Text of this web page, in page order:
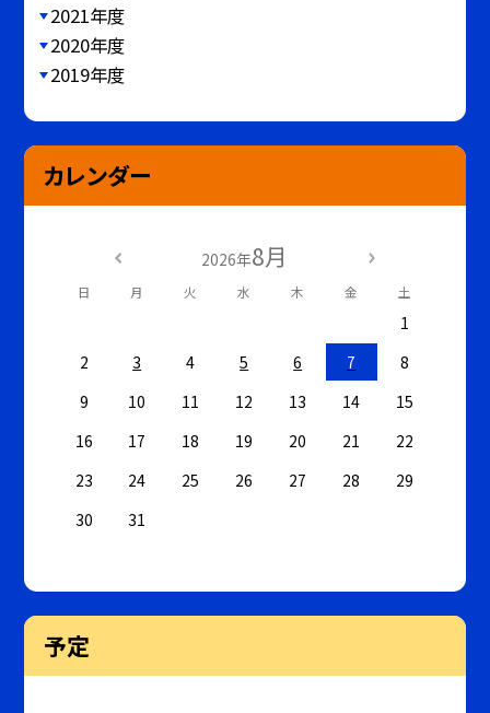
2021年度
2020年度
2019年度
カレンダー
2026年8月
日 月 火 水 木 金 土
1
2
3 4 5 6 7
8
9
10 11 12 13 14
15
16
17 18 19 20 21
22
23
24 25 26 27 28
29
30
31
予定